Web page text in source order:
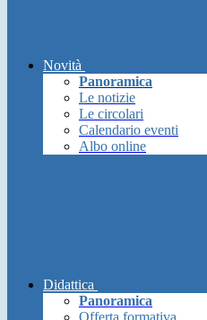
Novità
Panoramica
Le notizie
Le circolari
Calendario eventi
Albo online
Didattica
Panoramica